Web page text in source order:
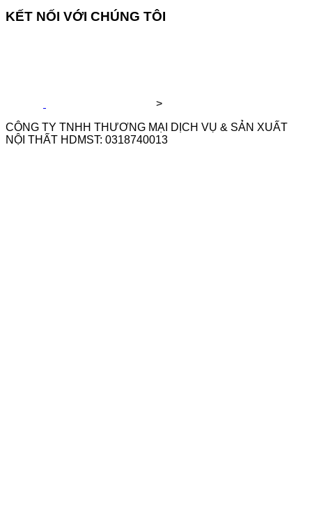
KẾT NỐI VỚI CHÚNG TÔI
>
CÔNG TY TNHH THƯƠNG MẠI DỊCH VỤ & SẢN XUẤT
NỘI THẤT HDMST: 0318740013